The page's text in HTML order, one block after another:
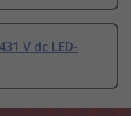
V dc LED-